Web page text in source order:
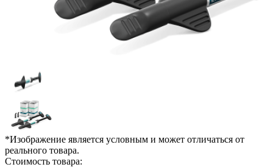
*Изображение является условным и может отличаться от
реального товара.
Стоимость товара: